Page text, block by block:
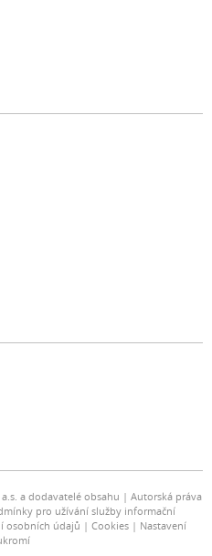
a.s. a dodavatelé obsahu
Autorská práva
pro užívání služby informační
osobních údajů Cookies
Nastavení